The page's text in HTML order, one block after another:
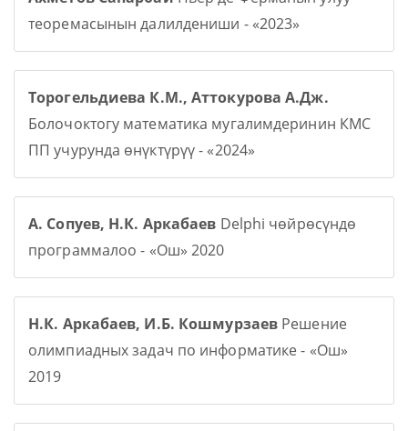
теоремасынын далилдениши - «2023»
Торогельдиева К.М., Аттокурова А.Дж.
Болочоктогу математика мугалимдеринин КМС
ПП учурунда өнүктүрүү - «2024»
А. Сопуев, Н.К. Аркабаев Delphi чөйрөсүндө
программалоо - «Ош» 2020
Н.К. Аркабаев, И.Б. Кошмурзаев Решение
олимпиадных задач по информатике - «Ош»
2019